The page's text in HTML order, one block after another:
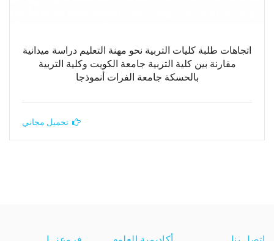
اتجاهات طلبة كليات التربية نحو مهنة التعليم دراسة ميدانية
مقارنة بين كلية التربية جامعة الكويت وكلية التربية
بالحسكة جامعة الفرات أنموذجا
تحميل مجاني